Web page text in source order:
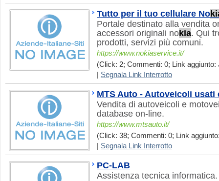
Tutto per il tuo cellulare No
Portale destinato alla vendita
accessori originali nokia. Qui
prodotti, servizi più comuni.
https://www.nokiaservice.it/
(Click: 2; Commenti: 0; Link aggiunto:
Segnala Link Interrotto
MTS Auto - Autoveicoli usati
Vendita di autoveicoli e
database on-line.
https://www.mtsauto.it/
(Click: 38; Commenti: 0; Link
Segnala Link Interrotto
PC-LAB
Assistenza tecnica informatica.